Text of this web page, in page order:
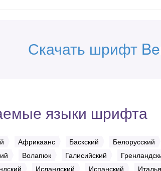
Скачать шрифт
языки шрифта
Африкаанс Баскский Белорусский
Волапюк Галисийский
Исландский Испанский